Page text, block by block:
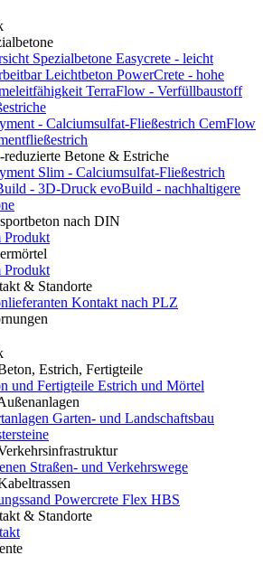
Spezialbetone Easycrete - leicht
Leichtbeton PowerCrete - hohe
TerraFlow - Verfüllbaustoff
- Calciumsulfat-Fließestrich CemFlow
reduzierte Betone & Estriche
Slim - Calciumsulfat-Fließestrich
- 3D-Druck evoBuild - nachhaltigere
nach DIN
Produkt
Produkt
& Standorte
Kontakt nach PLZ
Estrich, Fertigteile
und Fertigteile Estrich und Mörtel
Garten- und Landschaftsbau
Straßen- und Verkehrswege
Powercrete Flex HBS
& Standorte